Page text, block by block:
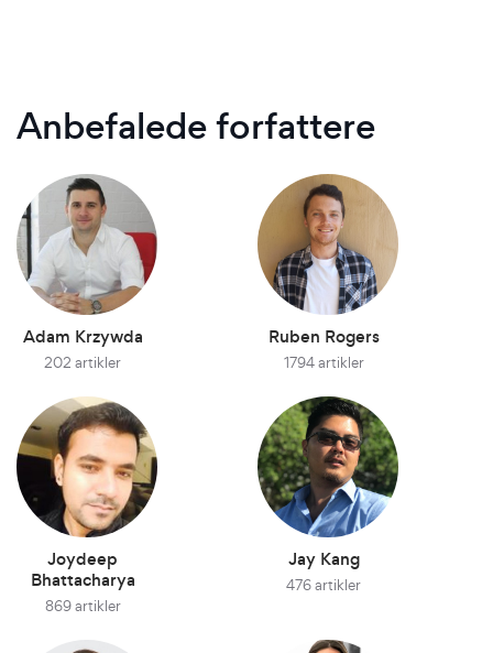
Anbefalede forfattere
Adam Krzywda
202 artikler
Ruben Rogers
1794 artikler
Joydeep
Bhattacharya
869 artikler
Jay Kang
476 artikler